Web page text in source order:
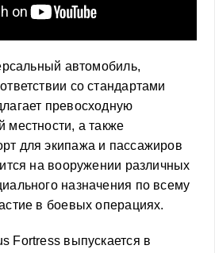
автомобиль,
со стандартами
превосходную
местности, а также
для экипажа и пассажиров
на вооружении различных
назначения по всему
в боевых операциях.
Fortress выпускается в